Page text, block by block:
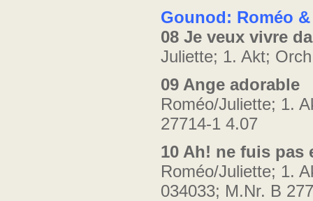
Gounod: Roméo
08 Je veux vivre
Juliette; 1. Akt;
09 Ange adorable
Roméo/Juliette; 1.
27714-1 4.07
10 Ah! ne fuis pas
Roméo/Juliette; 1.
034033; M.Nr. B